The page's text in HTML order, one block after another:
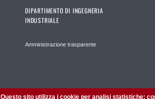
DIPARTIMENTO DI INGEGNERIA
INDUSTRIALE
Amministrazione trasparente
Questo sito utilizza i cookie per analisi statistiche: